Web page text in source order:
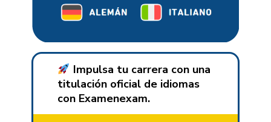
Impulsa tu carrera con una
titulación oficial de idiomas
con Examenexam.